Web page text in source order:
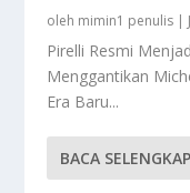
oleh mimin1 penulis |
Pirelli Resmi
Menggantikan
Era Baru...
BACA